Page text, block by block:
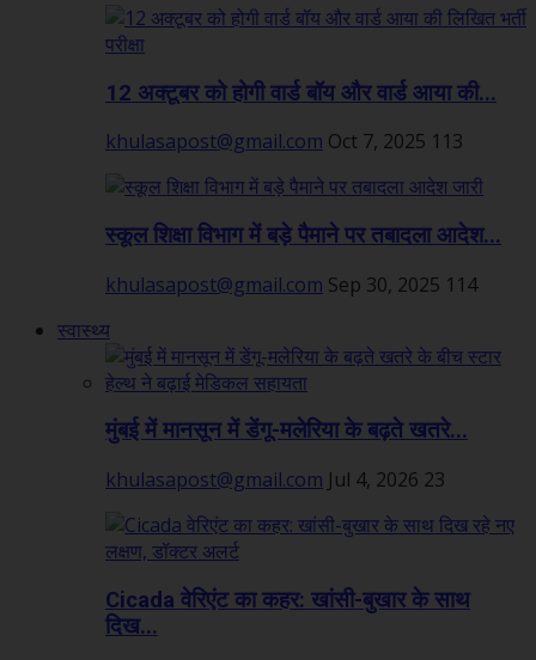
12 अक्टूबर को होगी वार्ड बॉय और वार्ड आया की...
khulasapost@gmail.com Oct 7, 2025 113
स्कूल शिक्षा विभाग में बड़े पैमाने पर तबादला आदेश...
khulasapost@gmail.com Sep 30, 2025 114
स्वास्थ्य
मुंबई में मानसून में डेंगू-मलेरिया के बढ़ते खतरे...
khulasapost@gmail.com Jul 4, 2026 23
Cicada वेरिएंट का कहर: खांसी-बुखार के साथ
दिख...